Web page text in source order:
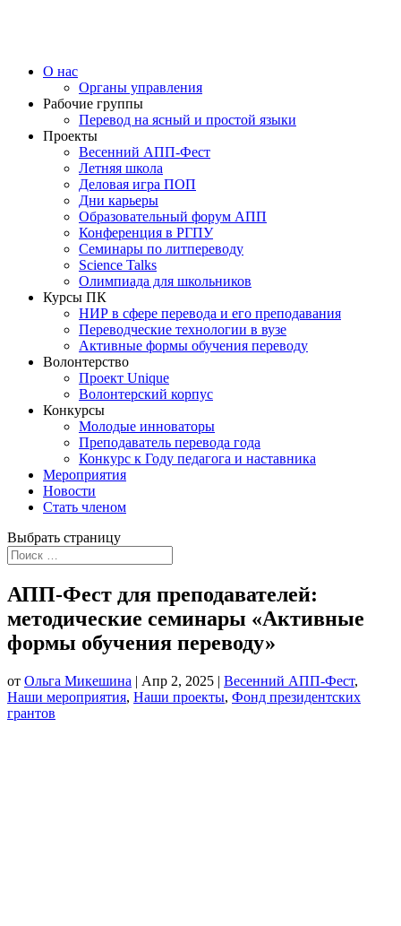
О нас
Органы управления
Рабочие группы
Перевод на ясный и простой языки
Проекты
Весенний АПП-Фест
Летняя школа
Деловая игра ПОП
Дни карьеры
Образовательный форум АПП
Конференция в РГПУ
Семинары по литпереводу
Science Talks
Олимпиада для школьников
Курсы ПК
НИР в сфере перевода и его преподавания
Переводческие технологии в вузе
Активные формы обучения переводу
Волонтерство
Проект Unique
Волонтерский корпус
Конкурсы
Молодые инноваторы
Преподаватель перевода года
Конкурс к Году педагога и наставника
Мероприятия
Новости
Стать членом
Выбрать страницу
АПП-Фест для преподавателей:
методические семинары «Активные
формы обучения переводу»
от Ольга Микешина | Апр 2, 2025 | Весенний АПП-Фест,
Наши мероприятия, Наши проекты, Фонд президентских
грантов